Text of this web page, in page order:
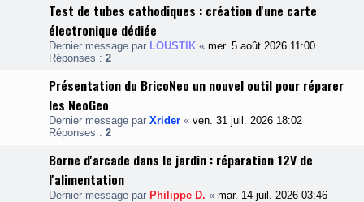
Test de tubes cathodiques : création d'une carte
électronique dédiée
Dernier message par LOUSTIK « mer. 5 août 2026 11:00
Réponses : 2
Présentation du BricoNeo un nouvel outil pour réparer
les NeoGeo
Dernier message par Xrider « ven. 31 juil. 2026 18:02
Réponses : 2
Borne d'arcade dans le jardin : réparation 12V de
l'alimentation
Dernier message par Philippe D. « mar. 14 juil. 2026 03:46